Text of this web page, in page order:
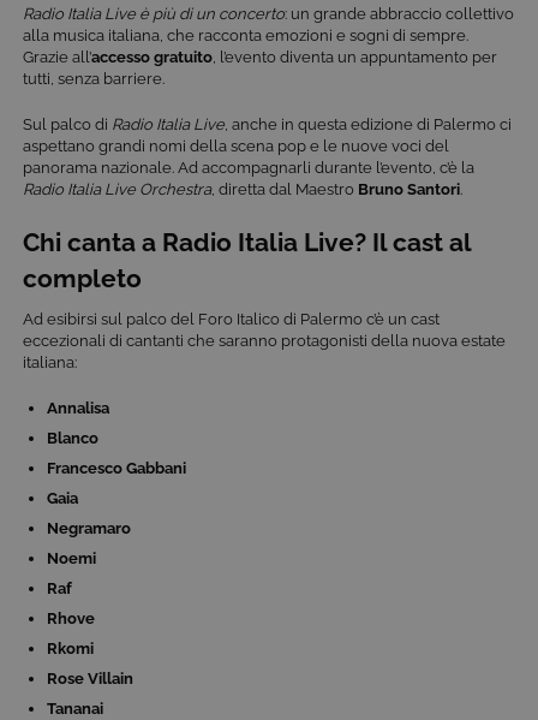
Radio Italia Live è più di un concerto: un grande abbraccio collettivo
alla musica italiana, che racconta emozioni e sogni di sempre.
Grazie all’accesso gratuito , l’evento diventa un appuntamento per
tutti, senza barriere.
Sul palco di Radio Italia Live , anche in questa edizione di Palermo ci
aspettano grandi nomi della scena pop e le nuove voci del
panorama nazionale. Ad accompagnarli durante l’evento, c’è la
Radio Italia Live Orchestra, diretta dal Maestro Bruno Santori
Chi canta a Radio Italia Live? Il cast al
completo
Ad esibirsi sul palco del Foro Italico di Palermo c’è un cast
eccezionali di cantanti che saranno protagonisti della nuova estate
italiana:
Annalisa
Blanco
Francesco Gabbani
Gaia
Negramaro
Noemi
Raf
Rhove
Rkomi
Rose Villain
Tananai